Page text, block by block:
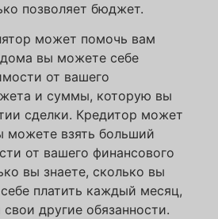
позволяет бюджет.
может помочь вам
вы можете себе
от вашего
и суммы, которую вы
сделки. Кредитор может
можете взять больший
от вашего финансового
вы знаете, сколько вы
платить каждый месяц,
другие обязанности.